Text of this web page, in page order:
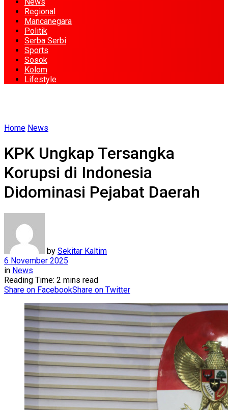
Regional
Mancanegara
Politik
Serba Serbi
Sports
Sosok
Kolom
Lifestyle
Home News
KPK Ungkap Tersangka
Korupsi di Indonesia
Didominasi Pejabat Daerah
by Sekitar Kaltim
6 November 2025
in News
Reading Time: 2 mins read
Share on FacebookShare on Twitter